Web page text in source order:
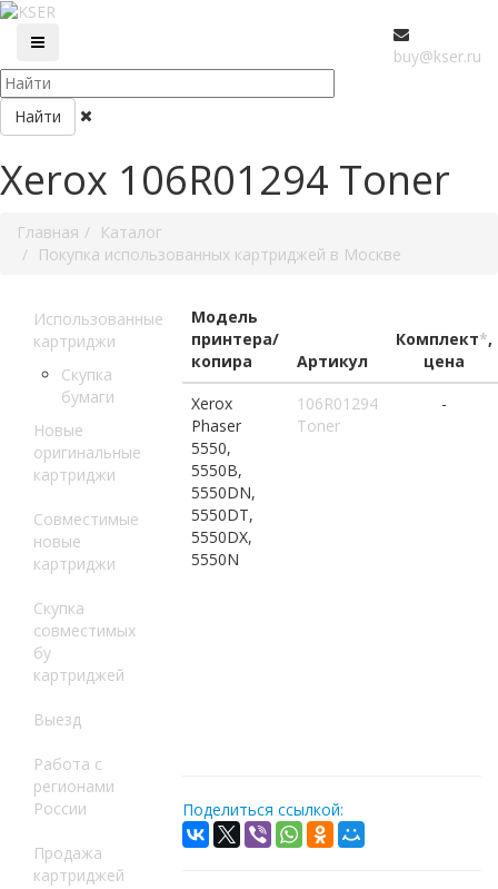
buy@kser.ru
Найти
Xerox 106R01294 Toner
Главная
Каталог
Покупка использованных картриджей в Москве
Использованные
картриджи
Скупка
бумаги
Новые
оригинальные
картриджи
Совместимые
новые
картриджи
Скупка
совместимых
бу
картриджей
Выезд
Работа с
регионами
России
Продажа
картриджей
Модель
принтера/
копира
Артикул
Комплект*,
цена
Xerox
Phaser
5550,
5550B,
5550DN,
5550DT,
5550DX,
5550N
106R01294
Toner
-
Поделиться ссылкой: